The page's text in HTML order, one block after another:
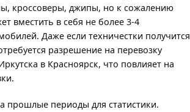
кроссоверы, джипы, но к сожалению
вместить в себя не более 3-4
Даже если техничестки получится
разрешение на перевозку
в Красноярск, что повлияет на
прошлые периоды для статистики.